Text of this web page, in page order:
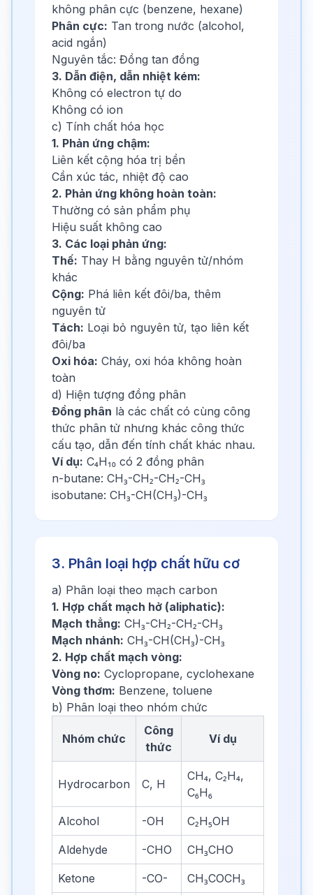
không phân cực (benzene, hexane)
Phân cực: Tan trong nước (alcohol,
acid ngắn)
Nguyên tắc: Đồng tan đồng
3. Dẫn điện, dẫn nhiệt kém:
Không có electron tự do
Không có ion
c) Tính chất hóa học
1. Phản ứng chậm:
Liên kết cộng hóa trị bền
Cần xúc tác, nhiệt độ cao
2. Phản ứng không hoàn toàn:
Thường có sản phẩm phụ
Hiệu suất không cao
3. Các loại phản ứng:
Thế: Thay H bằng nguyên tử/nhóm
khác
Cộng: Phá liên kết đôi/ba, thêm
nguyên tử
Tách: Loại bỏ nguyên tử, tạo liên kết
đôi/ba
Oxi hóa: Cháy, oxi hóa không hoàn
toàn
d) Hiện tượng đồng phân
Đồng phân là các chất có cùng công
thức phân tử nhưng khác công thức
cấu tạo, dẫn đến tính chất khác nhau.
Ví dụ: C₄H₁₀ có 2 đồng phân
n-butane: CH₃-CH₂-CH₂-CH₃
isobutane: CH₃-CH(CH₃)-CH₃
3. Phân loại hợp chất hữu cơ
a) Phân loại theo mạch carbon
1. Hợp chất mạch hở (aliphatic):
Mạch thẳng: CH₃-CH₂-CH₂-CH₃
Mạch nhánh: CH₃-CH(CH₃)-CH₃
2. Hợp chất mạch vòng:
Vòng no: Cyclopropane, cyclohexane
Vòng thơm: Benzene, toluene
b) Phân loại theo nhóm chức
Nhóm chức
Công
thức
Ví dụ
Hydrocarbon C, H
CH₄, C₂H₄,
C₆H₆
Alcohol -OH C₂H₅OH
Aldehyde -CHO CH₃CHO
Ketone -CO- CH₃COCH₃